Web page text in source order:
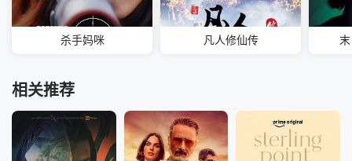
杀手妈咪 凡人修仙传
相关推荐